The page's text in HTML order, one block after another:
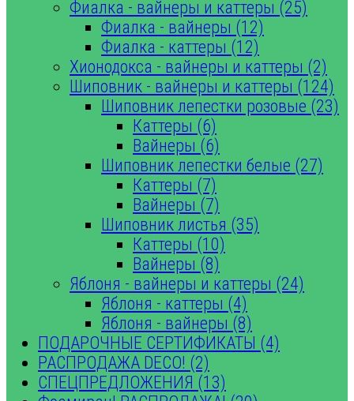
Фиалка - вайнеры и каттеры (25)
Фиалка - вайнеры (12)
Фиалка - каттеры (12)
Хионодокса - вайнеры и каттеры (2)
Шиповник - вайнеры и каттеры (124)
Шиповник лепестки розовые (23)
Каттеры (6)
Вайнеры (6)
Шиповник лепестки белые (27)
Каттеры (7)
Вайнеры (7)
Шиповник листья (35)
Каттеры (10)
Вайнеры (8)
Яблоня - вайнеры и каттеры (24)
Яблоня - каттеры (4)
Яблоня - вайнеры (8)
ПОДАРОЧНЫЕ СЕРТИФИКАТЫ (4)
РАСПРОДАЖА DECO! (2)
СПЕЦПРЕДЛОЖЕНИЯ (13)